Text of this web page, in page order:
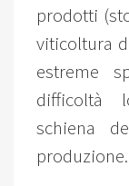
prodotti
viticoltura
estreme
difficoltà
schiena
produzione.